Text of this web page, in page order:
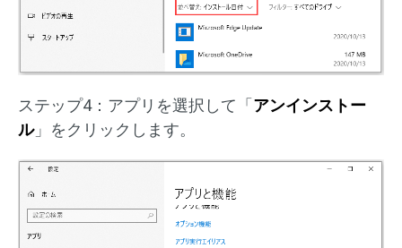
ステップ4：アプリを選択して「 アンインストー
ル」をクリックします。